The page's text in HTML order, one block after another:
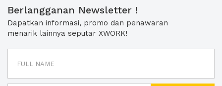
Berlangganan Newsletter !
Dapatkan informasi, promo dan penawaran
menarik lainnya seputar XWORK!